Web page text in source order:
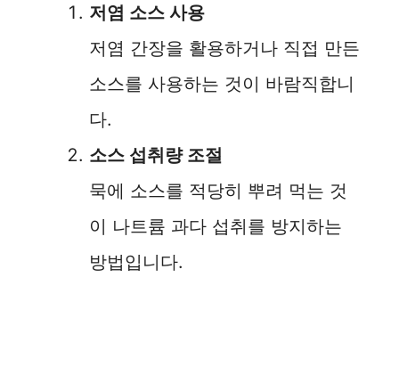
저염 소스 사용
저염 간장을 활용하거나 직접 만든
소스를 사용하는 것이 바람직합니
다.
소스 섭취량 조절
묵에 소스를 적당히 뿌려 먹는 것
이 나트륨 과다 섭취를 방지하는
방법입니다.